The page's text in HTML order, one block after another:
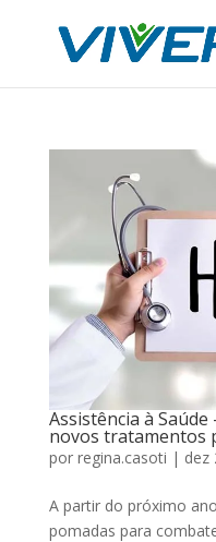
Assistência à
novos tratamentos
por regina.casoti | dez
A partir do próximo
pomadas para